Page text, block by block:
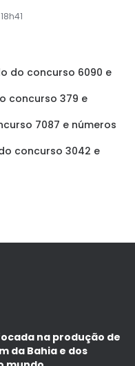
do concurso 6090 e
concurso 379 e
7087 e números
concurso 3042 e
na produção de
da Bahia e dos